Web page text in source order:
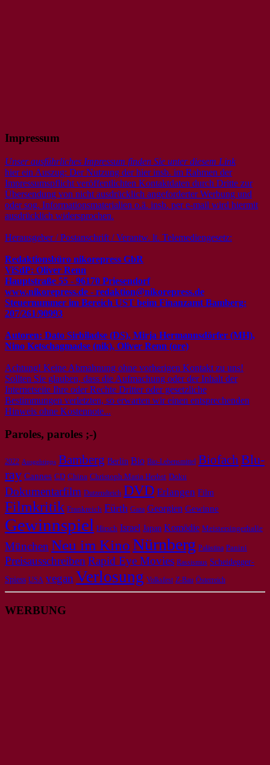
Impressum
Unser ausführliches Impressum finden Sie unter diesem Link
hier ein Auszug: Der Nutzung der hier insb. im Rahmen der
Impressumspflicht veröffentlichten Kontaktdaten durch Dritte zur
Übersendung von nicht ausdrücklich angeforderter Werbung und
oder sog. Informationsmaterialien o.ä. insb. per e-mail wird hiermit
ausdrücklich widersprochen.
Herausgeber / Postanschrift / Verantw. lt. Telemediengesetz:
Redaktionsbüro nikorepress GbR
ViSdP: Oliver Renn
Hauptstraße 55 - 96170 Priesendorf
www.nikorepress.de - redaktion@nikorepress.de
Steuernummer im Bereich UST beim Finanzamt Bamberg:
207/261/90993
Autoren: Dato Sirbiladse (DS), Mirja Hermannsdörfer (MH),
Nino Ketschagmadse (nik), Oliver Renn (ore)
Achtung! Keine Abmahnung ohne vorherigen Kontakt zu uns!
Sollten Sie glauben, dass die Aufmachung oder der Inhalt der
Internetseite Ihre oder Rechte Dritter oder gesetzliche
Bestimmungen verletzten, so erwarten wir einen entsprechenden
Hinweis ohne Kostennote...
Paroles, paroles ;-)
2022 Ausgehtipps Bamberg Berlin Bio Bio-Lebensmittel Biofach Blu-
ray Cannes CD China Christoph Maria Herbst Doku
Dokumentarfilm Dutzendteich DVD Erlangen Film
Filmkritik Frankreich Fürth Gaza Georgien Gewinne
Gewinnspiel Hirsch Israel Japan Komödie Meistersingerhalle
München Neu im KinoNürnberg Palästina Panini
Preisausschreiben Rapid Eye Movies Rassismus Scheidegger-
Spiess USA vegan Verlosung Volksfest Z-Bau Österreich
WERBUNG